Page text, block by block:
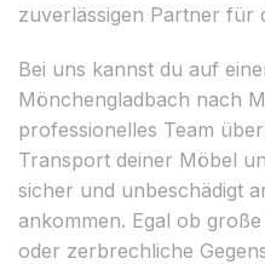
zuverlässigen Partner für
Bei uns kannst du auf
Mönchengladbach nach
professionelles Team
Transport deiner Möbel
sicher und unbeschädigt
ankommen. Egal ob
oder zerbrechliche